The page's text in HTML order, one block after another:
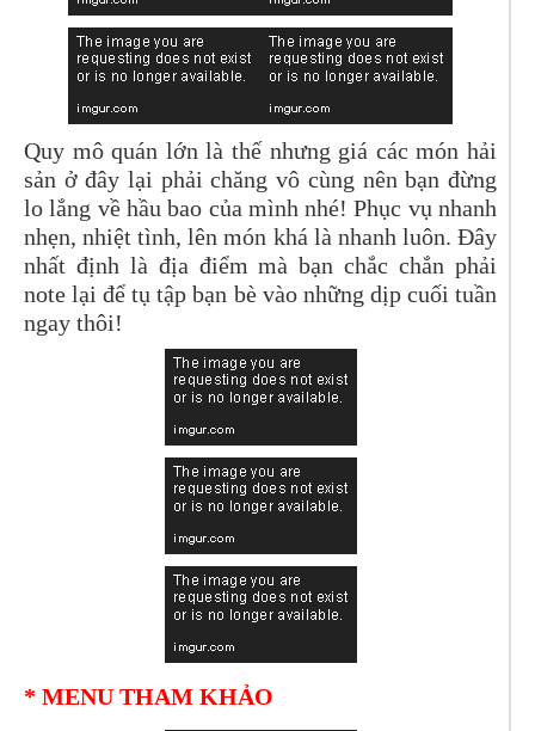
Quy mô quán lớn là thế nhưng giá các món hải
sản ở đây lại phải chăng vô cùng nên bạn đừng
lo lắng về hầu bao của mình nhé! Phục vụ nhanh
nhẹn, nhiệt tình, lên món khá là nhanh luôn. Đây
nhất định là địa điểm mà bạn chắc chắn phải
note lại để tụ tập bạn bè vào những dịp cuối tuần
ngay thôi!
* MENU THAM KHẢO